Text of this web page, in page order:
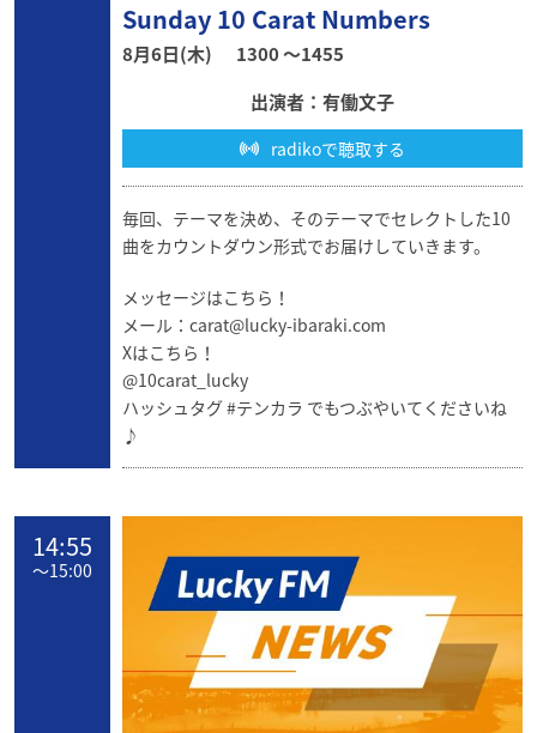
Sunday 10 Carat Numbers
8月6日(木)
1300 〜1455
出演者：有働文子
radikoで聴取する
毎回、テーマを決め、そのテーマでセレクトした10
曲をカウントダウン形式でお届けしていきます。
メッセージはこちら！
メール： carat@lucky-ibaraki.com
Xはこちら！
@10carat_lucky
ハッシュタグ #テンカラ でもつぶやいてくださいね
♪
14:55
〜15:00